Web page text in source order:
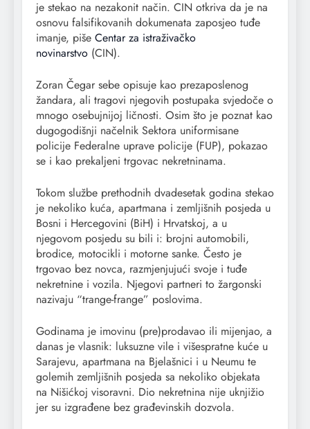
je stekao na nezakonit način. CIN otkriva da je na
osnovu falsifikovanih dokumenata zaposjeo tuđe
imanje, piše Centar za istraživačko
novinarstvo (CIN).
Zoran Čegar sebe opisuje kao prezaposlenog
žandara, ali tragovi njegovih postupaka svjedoče o
mnogo osebujnijoj ličnosti. Osim što je poznat kao
dugogodišnji načelnik Sektora uniformisane
policije Federalne uprave policije (FUP), pokazao
se i kao prekaljeni trgovac nekretninama.
Tokom službe prethodnih dvadesetak godina stekao
je nekoliko kuća, apartmana i zemljišnih posjeda u
Bosni i Hercegovini (BiH) i Hrvatskoj, a u
njegovom posjedu su bili i: brojni automobili,
brodice, motocikli i motorne sanke. Često je
trgovao bez novca, razmjenjujući svoje i tuđe
nekretnine i vozila. Njegovi partneri to žargonski
nazivaju “trange-frange” poslovima.
Godinama je imovinu (pre)prodavao ili mijenjao, a
danas je vlasnik: luksuzne vile i višespratne kuće u
Sarajevu, apartmana na Bjelašnici i u Neumu te
golemih zemljišnih posjeda sa nekoliko objekata
na Nišićkoj visoravni. Dio nekretnina nije uknjižio
jer su izgrađene bez građevinskih dozvola.